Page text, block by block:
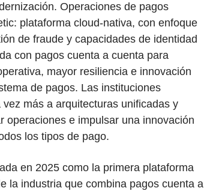
Operaciones de pagos
plataforma cloud-nativa, con enfoque
de fraude y capacidades de identidad
con pagos cuenta a cuenta para
mayor resiliencia e innovación
de pagos. Las instituciones
más a arquitecturas unificadas y
operaciones e impulsar una innovación
los tipos de pago.
en 2025 como la primera plataforma
la industria que combina pagos cuenta a